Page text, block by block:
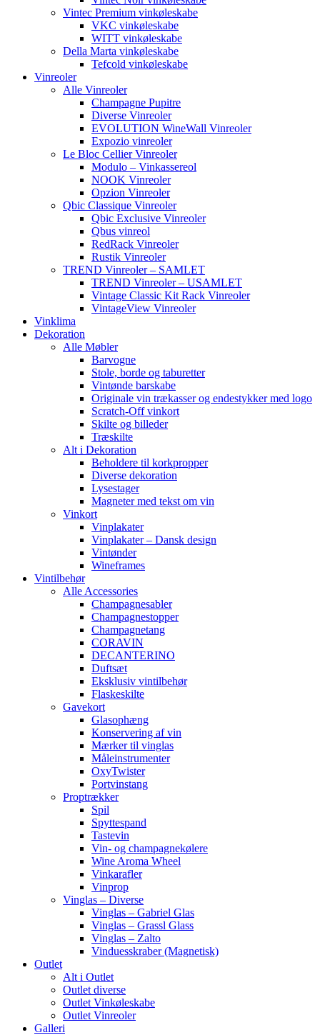
Vintec Premium vinkøleskabe
VKC vinkøleskabe
WITT vinkøleskabe
Della Marta vinkøleskabe
Tefcold vinkøleskabe
Vinreoler
Alle Vinreoler
Champagne Pupitre
Diverse Vinreoler
EVOLUTION WineWall Vinreoler
Expozio vinreoler
Le Bloc Cellier Vinreoler
Modulo – Vinkassereol
NOOK Vinreoler
Opzion Vinreoler
Qbic Classique Vinreoler
Qbic Exclusive Vinreoler
Qbus vinreol
RedRack Vinreoler
Rustik Vinreoler
TREND Vinreoler – SAMLET
TREND Vinreoler – USAMLET
Vintage Classic Kit Rack Vinreoler
VintageView Vinreoler
Vinklima
Dekoration
Alle Møbler
Barvogne
Stole, borde og taburetter
Vintønde barskabe
Originale vin trækasser og endestykker med logo
Scratch-Off vinkort
Skilte og billeder
Træskilte
Alt i Dekoration
Beholdere til korkpropper
Diverse dekoration
Lysestager
Magneter med tekst om vin
Vinkort
Vinplakater
Vinplakater – Dansk design
Vintønder
Wineframes
Vintilbehør
Alle Accessories
Champagnesabler
Champagnestopper
Champagnetang
CORAVIN
DECANTERINO
Duftsæt
Eksklusiv vintilbehør
Flaskeskilte
Gavekort
Glasophæng
Konservering af vin
Mærker til vinglas
Måleinstrumenter
OxyTwister
Portvinstang
Proptrækker
Spil
Spyttespand
Tastevin
Vin- og champagnekølere
Wine Aroma Wheel
Vinkarafler
Vinprop
Vinglas – Diverse
Vinglas – Gabriel Glas
Vinglas – Grassl Glass
Vinglas – Zalto
Vinduesskraber (Magnetisk)
Outlet
Alt i Outlet
Outlet diverse
Outlet Vinkøleskabe
Outlet Vinreoler
Galleri